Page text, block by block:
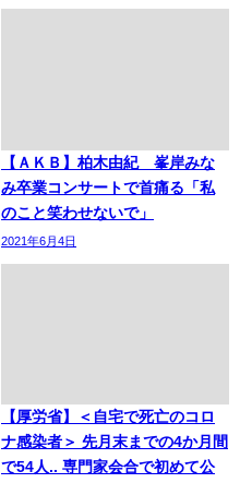
【ＡＫＢ】柏木由紀 峯岸みな
み卒業コンサートで首痛る「私
のこと笑わせないで」
2021年6月4日
【厚労省】＜自宅で死亡のコロ
ナ感染者＞ 先月末までの4か月間
で54人.. 専門家会合で初めて公